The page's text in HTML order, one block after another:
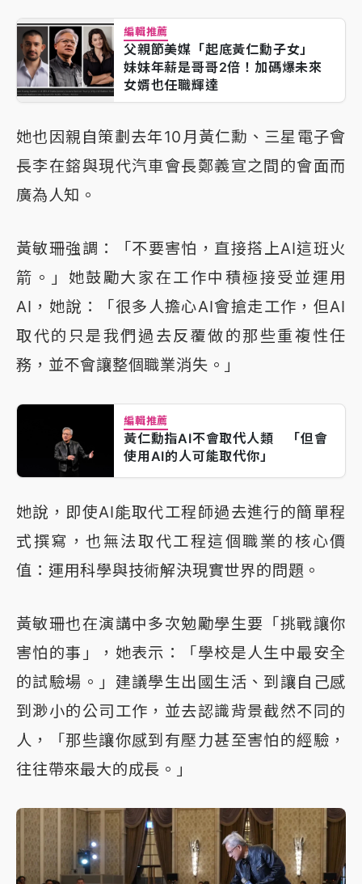
編輯推薦
父親節美媒「起底黃仁勳子女」
妹妹年薪是哥哥2倍！加碼爆未來
女婿也任職輝達
她也因親自策劃去年10月黃仁勳、三星電子會
長李在鎔與現代汽車會長鄭義宣之間的會面而
廣為人知。
黃敏珊強調：「不要害怕，直接搭上AI這班火
箭。」她鼓勵大家在工作中積極接受並運用
AI，她說：「很多人擔心AI會搶走工作，但AI
取代的只是我們過去反覆做的那些重複性任
務，並不會讓整個職業消失。」
編輯推薦
黃仁勳指AI不會取代人類 「但會
使用AI的人可能取代你」
她說，即使AI能取代工程師過去進行的簡單程
式撰寫，也無法取代工程這個職業的核心價
值：運用科學與技術解決現實世界的問題。
黃敏珊也在演講中多次勉勵學生要「挑戰讓你
害怕的事」，她表示：「學校是人生中最安全
的試驗場。」建議學生出國生活、到讓自己感
到渺小的公司工作，並去認識背景截然不同的
人，「那些讓你感到有壓力甚至害怕的經驗，
往往帶來最大的成長。」